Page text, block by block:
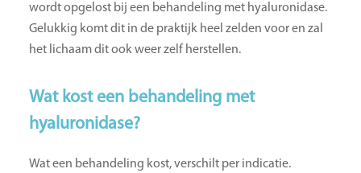
wordt opgelost bij een behandeling met hyaluronidase.
Gelukkig komt dit in de praktijk heel zelden voor en zal
het lichaam dit ook weer zelf herstellen.
Wat kost een behandeling met
hyaluronidase?
Wat een behandeling kost, verschilt per indicatie.